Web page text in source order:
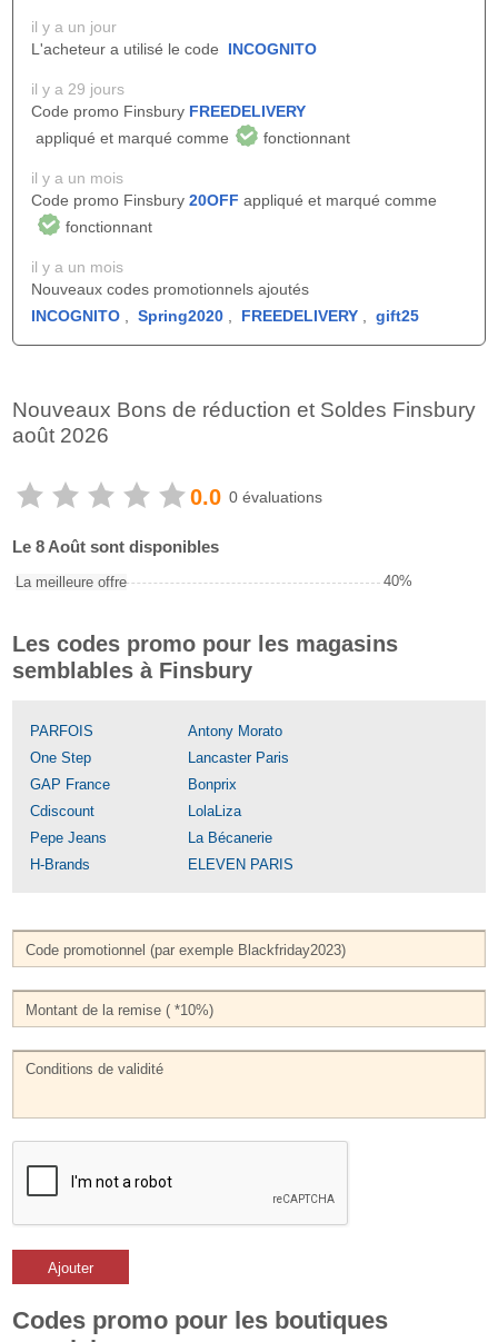
il y a un jour
L'acheteur a utilisé le code INCOGNITO
il y a 29 jours
Code promo Finsbury FREEDELIVERY
appliqué et marqué comme
fonctionnant
il y a un mois
Code promo Finsbury 20OFF appliqué et marqué comme
fonctionnant
il y a un mois
Nouveaux codes promotionnels ajoutés
INCOGNITO
Spring2020 FREEDELIVERY gift25
Nouveaux Bons de réduction et Soldes Finsbury
août 2026
0.0 0 évaluations
Le 8 Août sont disponibles
La meilleure offre 40%
Les codes promo pour les magasins
semblables à Finsbury
PARFOIS
Antony Morato
One Step
Lancaster Paris
GAP France
Bonprix
Cdiscount
LolaLiza
Pepe Jeans
La Bécanerie
H-Brands
ELEVEN PARIS
Ajouter
Codes promo pour les boutiques